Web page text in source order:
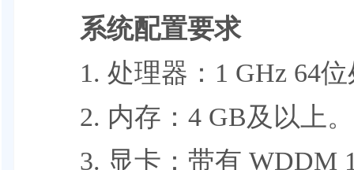
系统配置要求
1. 处理器：1 GHz 64位
2. 内存：4 GB及以上。
3. 显卡：带有 WDDM